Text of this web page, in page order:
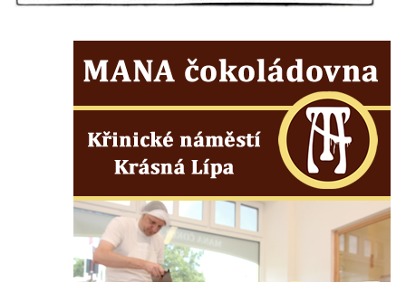
Zámek Litvínov (a muzeum)
Zámek Klášterec nad Ohří (a muzeum)
u zámku Javorná
Zámek Liběchov
Zámek Horní Police
Zámek Felixburg, obec Rašovice
Zámek Semily